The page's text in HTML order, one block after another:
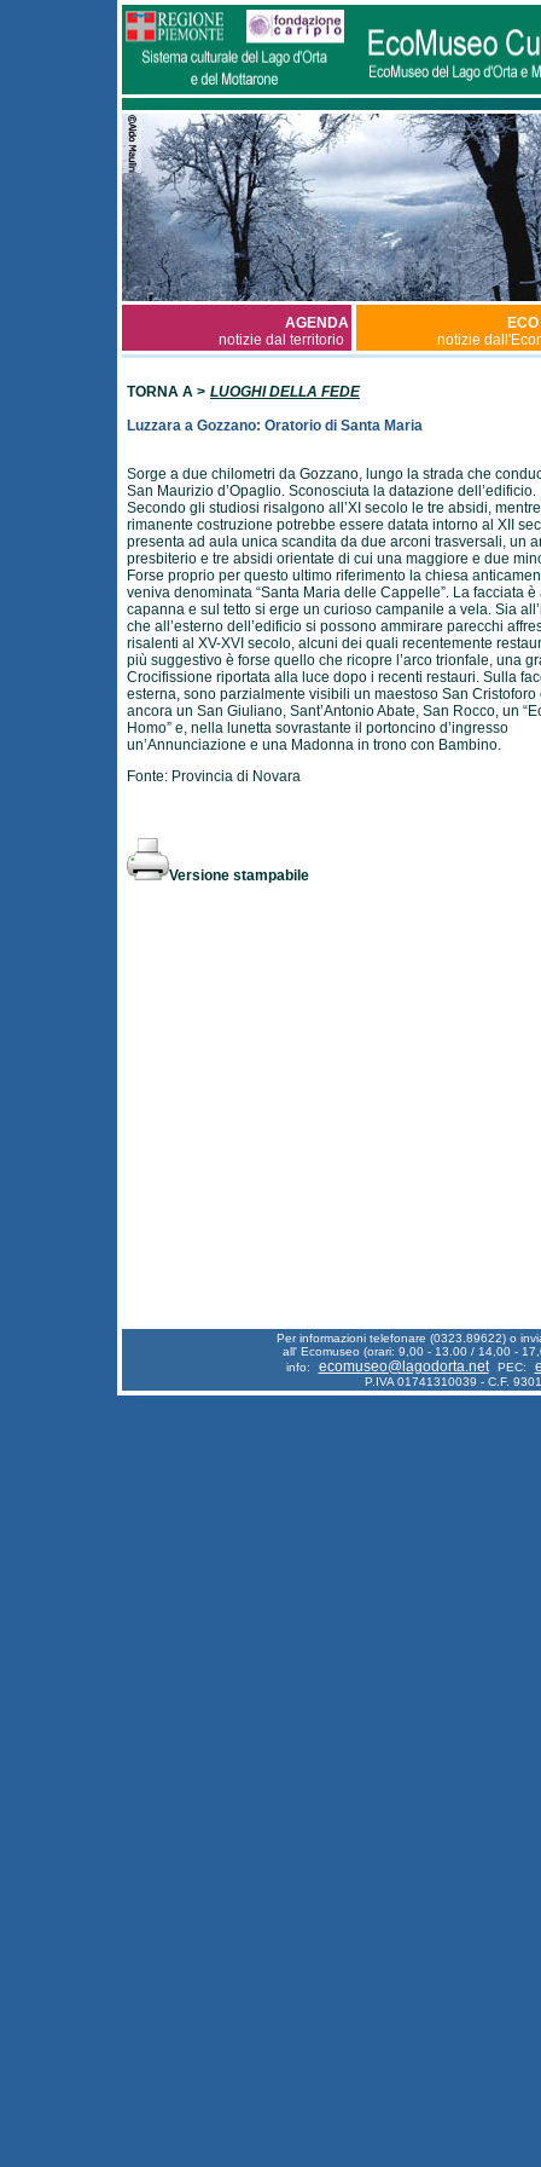
AGENDA
notizie dal territorio
notizie
TORNA A > LUOGHI DELLA FEDE
Luzzara a Gozzano: Oratorio di Santa Maria
Sorge a due chilometri da Gozzano, lungo la strada che
San Maurizio d’Opaglio. Sconosciuta la datazione dell’edificio.
Secondo gli studiosi risalgono all’XI secolo le tre absidi,
rimanente costruzione potrebbe essere datata intorno al XII
presenta ad aula unica scandita da due arconi trasversali, un
presbiterio e tre absidi orientate di cui una maggiore e due
Forse proprio per questo ultimo riferimento la chiesa
veniva denominata “Santa Maria delle Cappelle”. La facciata è
capanna e sul tetto si erge un curioso campanile a vela. Sia
che all’esterno dell’edificio si possono ammirare parecchi
risalenti al XV-XVI secolo, alcuni dei quali recentemente
più suggestivo è forse quello che ricopre l’arco trionfale, una
Crocifissione riportata alla luce dopo i recenti restauri. Sulla
esterna, sono parzialmente visibili un maestoso San Cristoforo
ancora un San Giuliano, Sant’Antonio Abate, San Rocco, un
Homo” e, nella lunetta sovrastante il portoncino d’ingresso
un’Annunciazione e una Madonna in trono con Bambino.
Fonte: Provincia di Novara
Versione stampabile
Per informazioni telefonare (0323.89622) o
all' Ecomuseo (orari: 9,00 - 13.00 / 14,00 -
info:
ecomuseo@lagodorta.net PEC:
P.IVA 01741310039 - C.F.